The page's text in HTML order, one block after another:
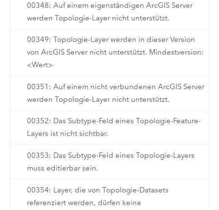
00348: Auf einem eigenständigen ArcGIS Server
werden Topologie-Layer nicht unterstützt.
00349: Topologie-Layer werden in dieser Version
von ArcGIS Server nicht unterstützt. Mindestversion:
<Wert>
00351: Auf einem nicht verbundenen ArcGIS Server
werden Topologie-Layer nicht unterstützt.
00352: Das Subtype-Feld eines Topologie-Feature-
Layers ist nicht sichtbar.
00353: Das Subtype-Feld eines Topologie-Layers
muss editierbar sein.
00354: Layer, die von Topologie-Datasets
referenziert werden, dürfen keine